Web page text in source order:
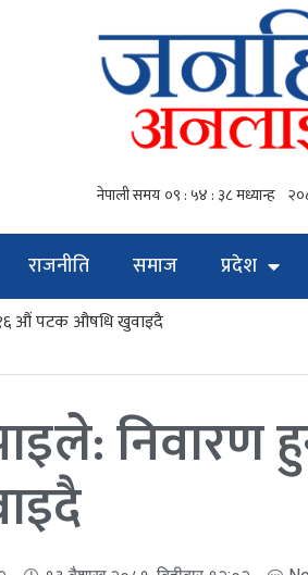
राजनीति समाज प्रदेश
१६ औं पटक औषधि खुवाइदै